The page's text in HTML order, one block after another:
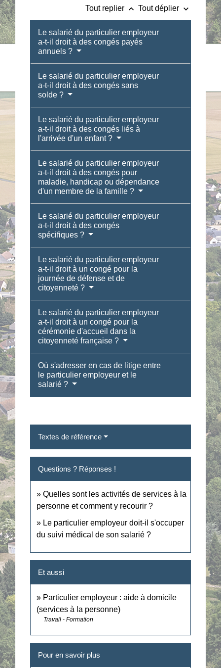
Tout replier keyboard_arrow_up Tout déplier keyboard_arrow_down
Le salarié du particulier employeur
a-t-il droit à des congés payés
annuels ?
Le salarié du particulier employeur
a-t-il droit à des congés sans
solde ?
Le salarié du particulier employeur
a-t-il droit à des congés liés à
l'arrivée d'un enfant ?
Le salarié du particulier employeur
a-t-il droit à des congés pour
maladie, handicap ou dépendance
d'un membre de la famille ?
Le salarié du particulier employeur
a-t-il droit à des congés
spécifiques ?
Le salarié du particulier employeur
a-t-il droit à un congé pour la
journée de défense et de
citoyenneté ?
Le salarié du particulier employeur
a-t-il droit à un congé pour la
cérémonie d'accueil dans la
citoyenneté française ?
Où s'adresser en cas de litige entre
le particulier employeur et le
salarié ?
Textes de référence
Questions ? Réponses !
Quelles sont les activités de services à la
personne et comment y recourir ?
Le particulier employeur doit-il s'occuper
du suivi médical de son salarié ?
Et aussi
Particulier employeur : aide à domicile
(services à la personne)
Travail - Formation
Pour en savoir plus